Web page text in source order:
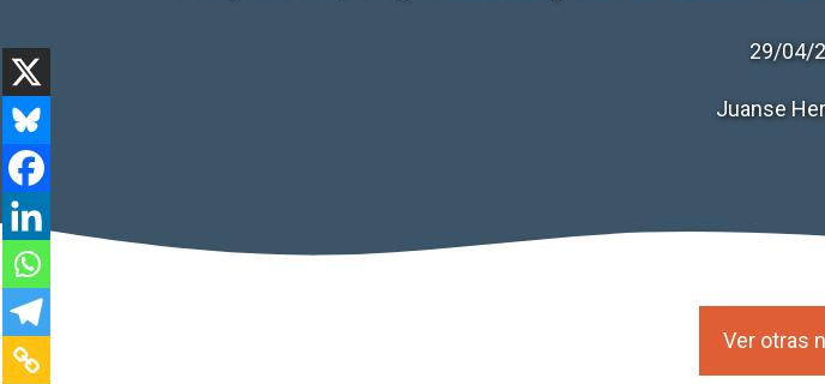
29/04/
Juanse
Ver otras